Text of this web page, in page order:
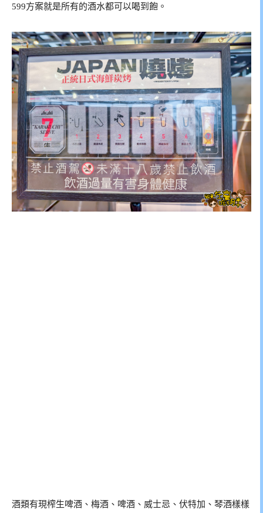
599方案就是所有的酒水都可以喝到飽。
酒類有現榨生啤酒、梅酒、啤酒、威士忌、伏特加、琴酒樣樣